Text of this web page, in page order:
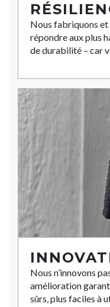
Nous fabriquons
répondre aux plus
de durabilité – car
Nous n’innovons
amélioration
sûrs, plus faciles à